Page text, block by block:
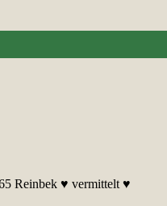
Reinbek ♥ vermittelt ♥